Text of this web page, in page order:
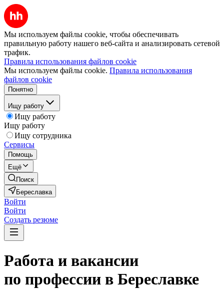
Мы используем файлы cookie, чтобы обеспечивать
правильную работу нашего веб-сайта и анализировать сетевой
трафик.
Правила использования файлов cookie
Мы используем файлы cookie. Правила использования
файлов cookie
Понятно
Ищу работу
Ищу работу
Ищу работу
Ищу сотрудника
Сервисы
Помощь
Ещё
Поиск
Береславка
Войти
Войти
Создать резюме
Работа и вакансии
по профессии в Береславке